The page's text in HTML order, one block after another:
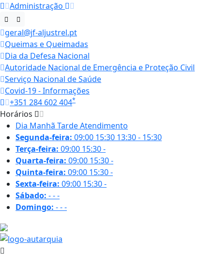
Administração
geral@jf-aljustrel.pt
Queimas e Queimadas
Dia da Defesa Nacional
Autoridade Nacional de Emergência e Proteção Civil
Serviço Nacional de Saúde
Covid-19 - Informações
+351 284 602 404*
Horários
Dia Manhã TardeAtendimento
Segunda-feira: 09:00 15:30 13:30 - 15:30
Terça-feira: 09:00 15:30-
Quarta-feira: 09:00 15:30-
Quinta-feira: 09:00 15:30-
Sexta-feira: 09:00 15:30-
Sábado: ---
Domingo: ---